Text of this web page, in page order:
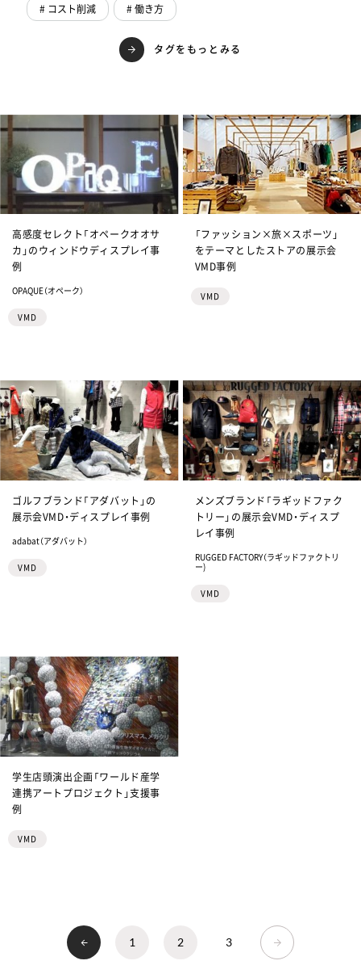
# コスト削減
# 働き方
タグをもっとみる
高感度セレクト「オペークオオサ
カ」のウィンドウディスプレイ事
例
OPAQUE（オペーク）
VMD
「ファッション×旅×スポーツ」
をテーマとしたストアの展示会
VMD事例
VMD
ゴルフブランド「アダバット」の
展示会VMD・ディスプレイ事例
adabat（アダバット）
VMD
メンズブランド「ラギッドファク
トリー」の展示会VMD・ディスプ
レイ事例
RUGGED FACTORY（ラギッドファクトリ
ー)
VMD
学生店頭演出企画「ワールド産学
連携アートプロジェクト」支援事
例
VMD
1 2 3